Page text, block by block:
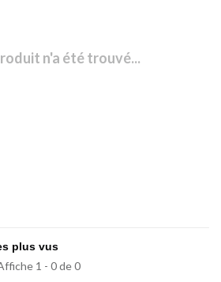
n'a été trouvé...
1 - 0 de 0